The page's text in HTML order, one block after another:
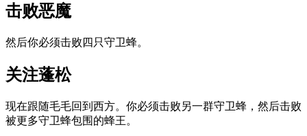
击败恶魔
然后你必须击败四只守卫蜂。
关注蓬松
现在跟随毛毛回到西方。 你必须击败另一群守卫蜂，然后击败
被更多守卫蜂包围的蜂王。